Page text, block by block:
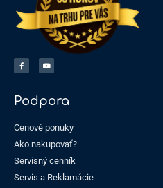
Podpora
Cenové ponuky
Ako nakupovať?
Servisný cenník
Servis a Reklamácie